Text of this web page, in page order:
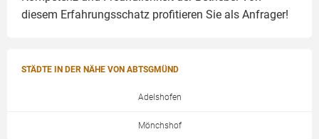
diesem Erfahrungsschatz profitieren Sie als Anfrager!
STÄDTE IN DER NÄHE VON ABTSGMÜND
Adelshofen
Mönchshof